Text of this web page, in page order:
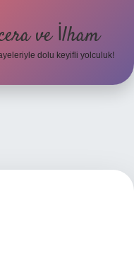
ve İlham
dolu keyifli yolculuk!